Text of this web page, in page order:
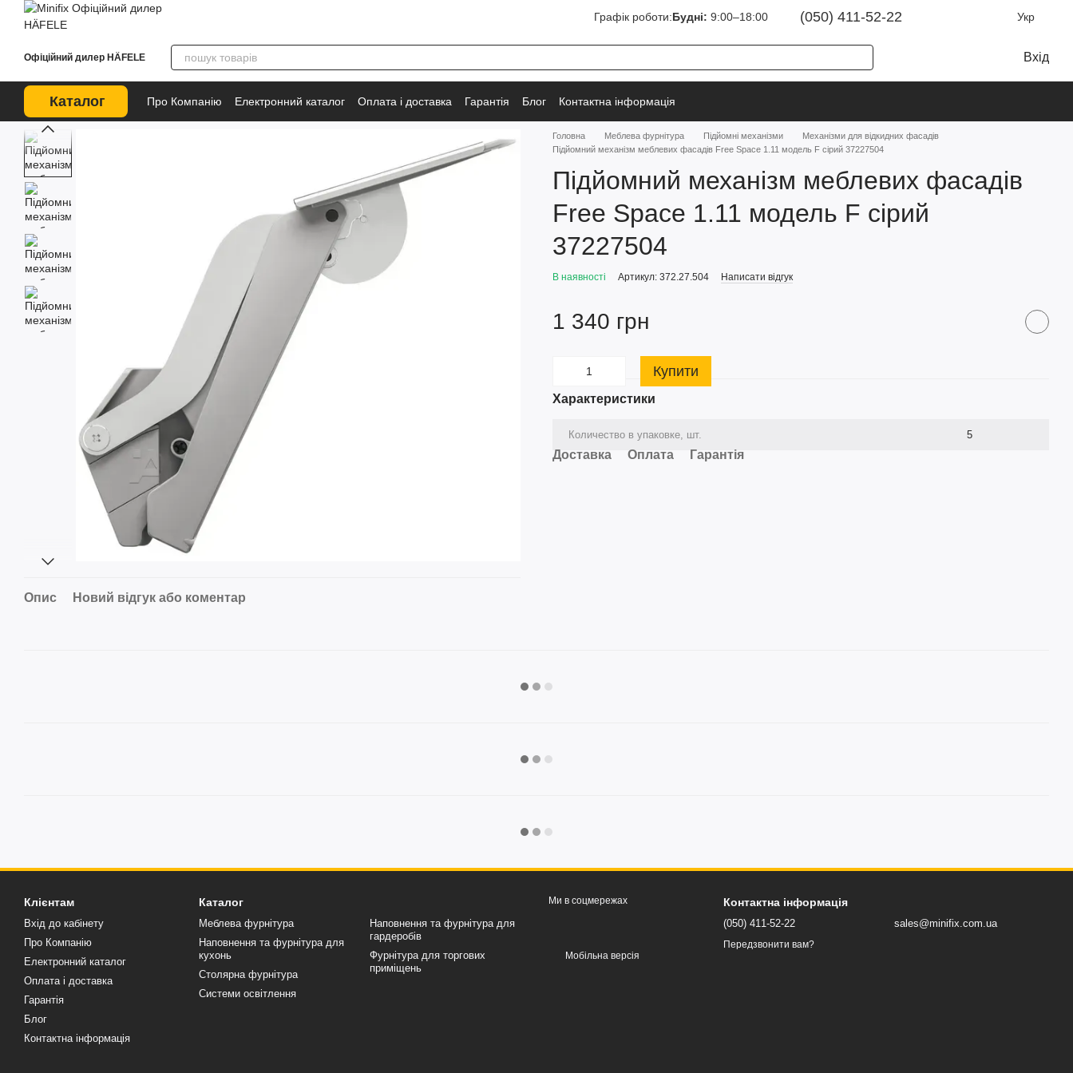
Перейти до основного контенту Графік роботи:Будні: 9:00–18:00 (050) 411-52-22 Укр
Офіційний дилер HÄFELE Вхід
Каталог Про Компанію Електронний каталог Оплата і доставка Гарантія Блог Контактна інформація
Опис Новий відгук або коментар
Головна Меблева фурнітура Підйомні механізми
Механізми для відкидних фасадів
Підйомний механізм меблевих фасадів Free Space 1.11 модель F сірий 37227504
Підйомний механізм меблевих фасадів
Free Space 1.11 модель F сірий
37227504
В наявності Артикул: 372.27.504 Написати відгук
1 340 грн
Купити
Характеристики
Количество в упаковке, шт. 5
Доставка Оплата Гарантія
Клієнтам
Вхід до кабінету
Про Компанію
Електронний каталог
Оплата і доставка
Гарантія
Блог
Контактна інформація
Каталог
Меблева фурнітура
Наповнення та фурнітура для
кухонь
Столярна фурнітура
Системи освітлення
Наповнення та фурнітура для
гардеробів
Фурнітура для торгових
приміщень
Ми в соцмережах
Мобільна версія
Контактна інформація
(050) 411-52-22
Передзвонити вам?
sales@minifix.com.ua